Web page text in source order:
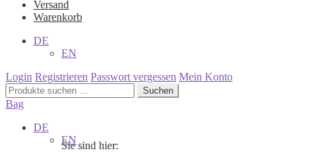
Versand
Warenkorb
DE
EN
Login Registrieren Passwort vergessen Mein Konto
Suchen
nach:
Suchen
Bag
DE
EN
Sie sind hier:
Sie sind hier:
Sie sind hier: